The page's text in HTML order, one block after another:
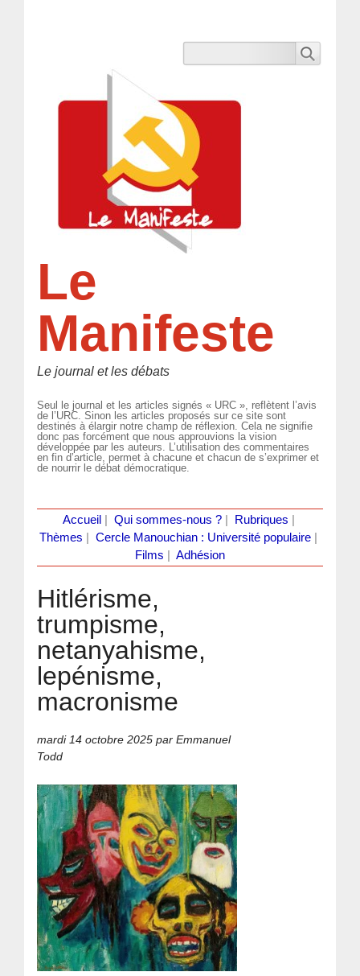
Le
Manifeste
Le journal et les débats
Seul le journal et les articles signés « URC », reflètent l’avis
de l’URC. Sinon les articles proposés sur ce site sont
destinés à élargir notre champ de réflexion. Cela ne signifie
donc pas forcément que nous approuvions la vision
développée par les auteurs. L’utilisation des commentaires
en fin d’article, permet à chacune et chacun de s’exprimer et
de nourrir le débat démocratique.
Accueil Qui sommes-nous ?| Rubriques
Thèmes
Cercle Manouchian : Université populaire
Films
Adhésion
Hitlérisme,
trumpisme,
netanyahisme,
lepénisme,
macronisme
mardi 14 octobre 2025 par Emmanuel
Todd